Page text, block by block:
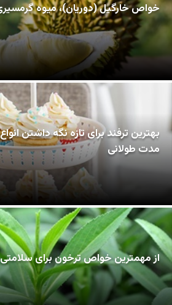
خواص خارگیل (دوریان)، میوه
بهترین ترفند برای تازه نگه داشتن
مدت طولانی
از مهمترین خواص ترخون برای